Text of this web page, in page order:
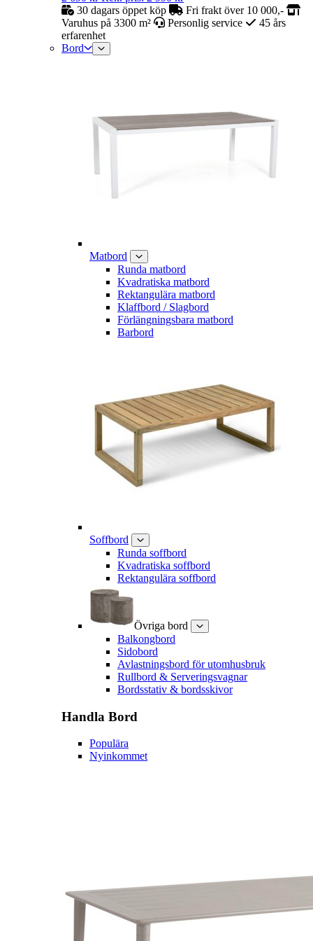
30 dagars öppet köp
Fri frakt över 10 000,-
Varuhus på 3300 m²
Personlig service
45 års
erfarenhet
Bord
Matbord
Runda matbord
Kvadratiska matbord
Rektangulära matbord
Klaffbord / Slagbord
Förlängningsbara matbord
Barbord
Soffbord
Runda soffbord
Kvadratiska soffbord
Rektangulära soffbord
Övriga bord
Balkongbord
Sidobord
Avlastningsbord för utomhusbruk
Rullbord & Serveringsvagnar
Bordsstativ & bordsskivor
Handla Bord
Populära
Nyinkommet